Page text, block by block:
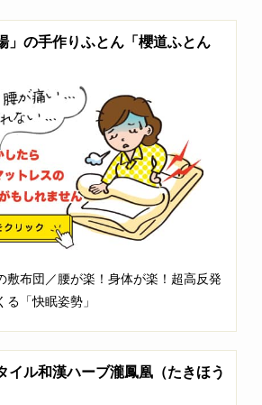
」の手作りふとん「櫻道ふとん
敷布団／腰が楽！身体が楽！超高反発
「快眠姿勢」
イル和漢ハーブ瀧鳳凰（たきほう